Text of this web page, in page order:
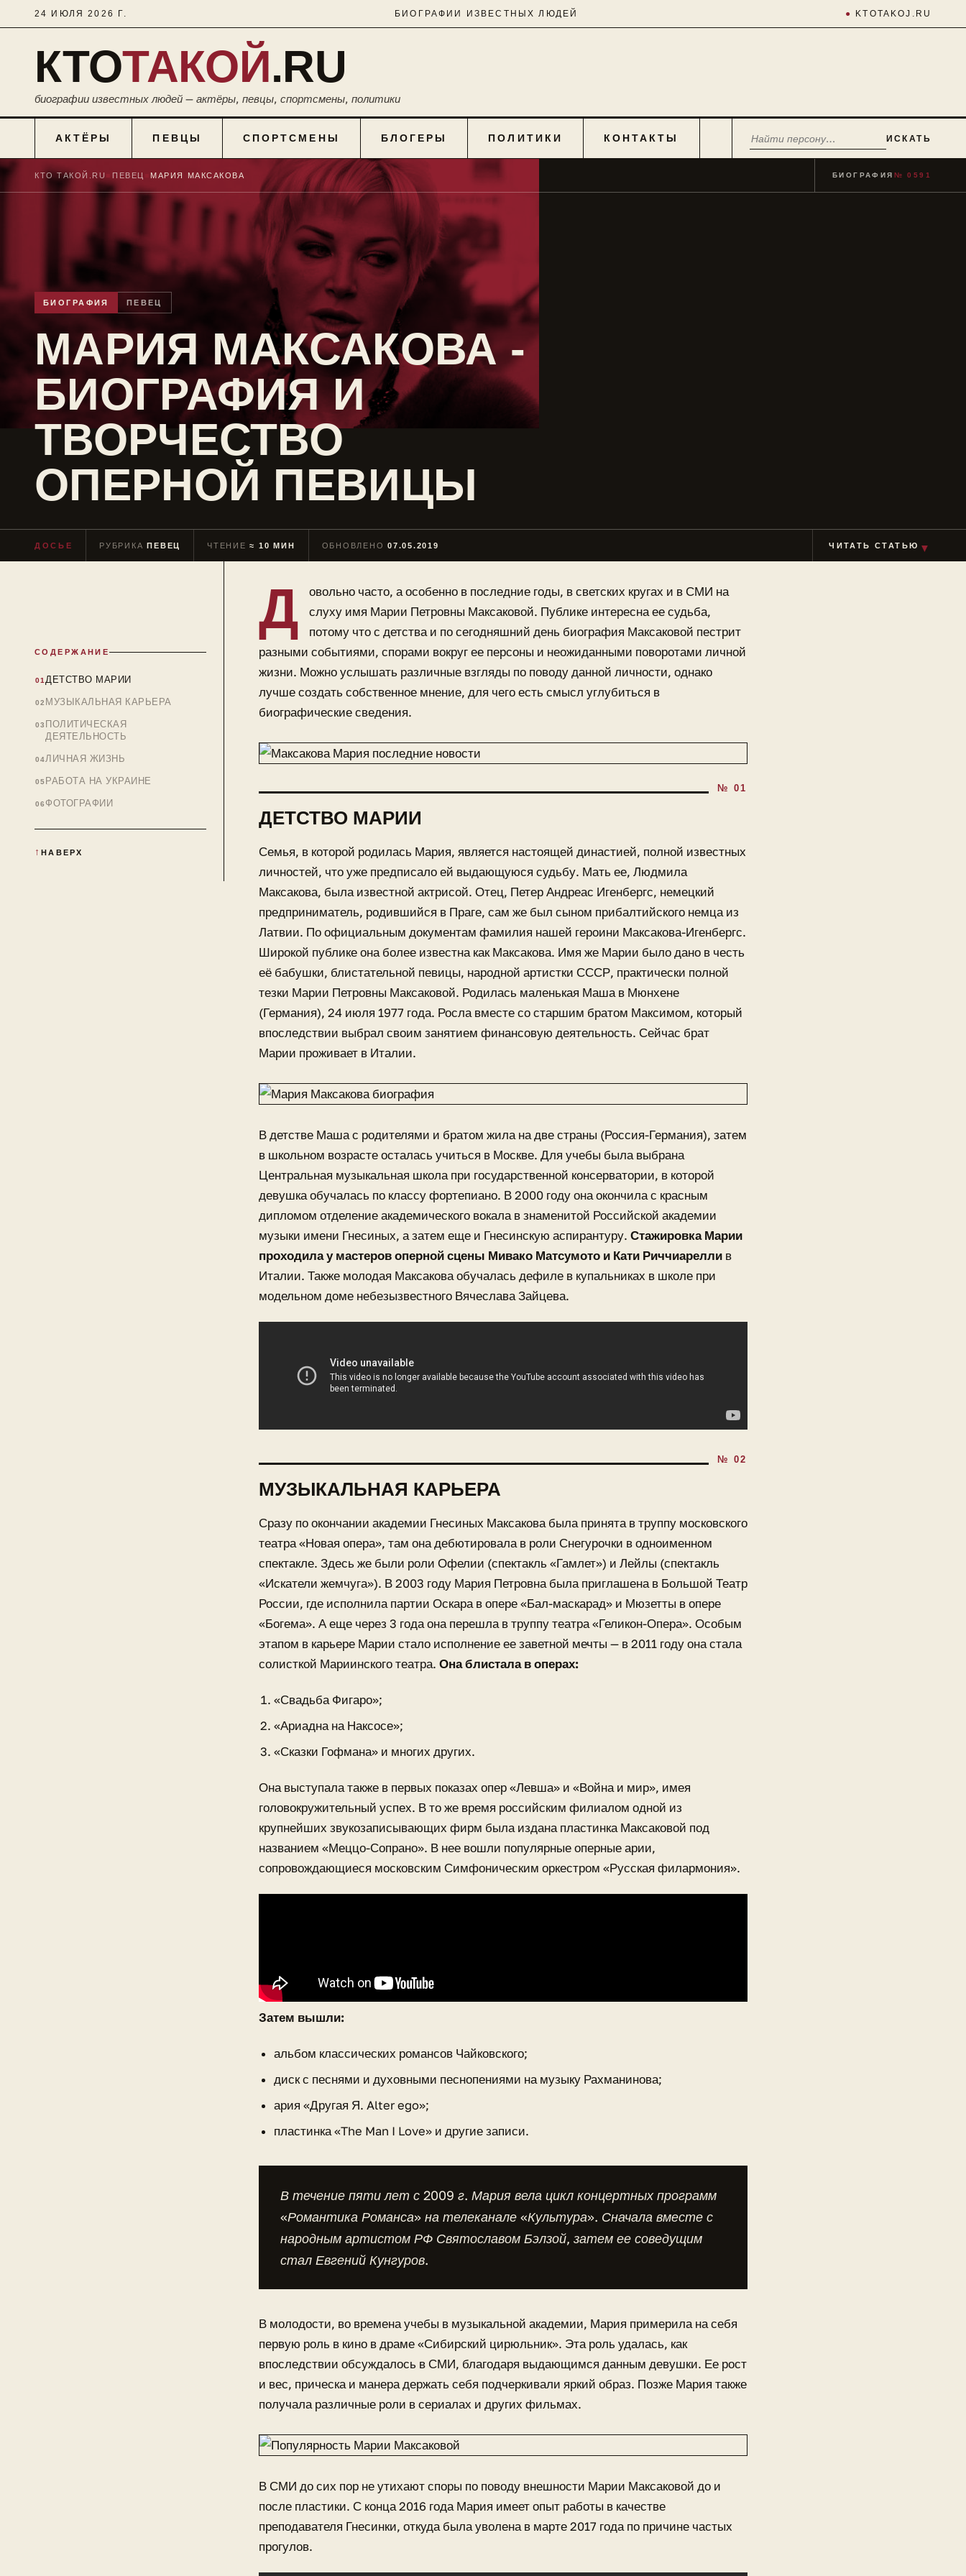
24 ИЮЛЯ 2026 Г. БИОГРАФИИ ИЗВЕСТНЫХ ЛЮДЕЙ ● KTOTAKOJ.RU
КТОТАКОЙ.RU
биографии известных людей — актёры, певцы, спортсмены, политики
АКТЁРЫ ПЕВЦЫ СПОРТСМЕНЫ БЛОГЕРЫ ПОЛИТИКИ КОНТАКТЫ ИСКАТЬ
КТО ТАКОЙ.RU ПЕВЕЦ МАРИЯ МАКСАКОВА БИОГРАФИЯ № 0591
БИОГРАФИЯ ПЕВЕЦ
МАРИЯ МАКСАКОВА -
БИОГРАФИЯ И
ТВОРЧЕСТВО
ОПЕРНОЙ ПЕВИЦЫ
ДОСЬЕ РУБРИКАПЕВЕЦ ЧТЕНИЕ≈ 10 МИН ОБНОВЛЕНО07.05.2019 ЧИТАТЬ СТАТЬЮ ▼
СОДЕРЖАНИЕ
ДЕТСТВО МАРИИ
МУЗЫКАЛЬНАЯ КАРЬЕРА
ПОЛИТИЧЕСКАЯ
ДЕЯТЕЛЬНОСТЬ
ЛИЧНАЯ ЖИЗНЬ
РАБОТА НА УКРАИНЕ
ФОТОГРАФИИ
НАВЕРХ
Д
овольно часто, а особенно в последние годы, в светских кругах и в СМИ на
слуху имя Марии Петровны Максаковой. Публике интересна ее судьба,
потому что с детства и по сегодняшний день биография Максаковой пестрит
разными событиями, спорами вокруг ее персоны и неожиданными поворотами личной
жизни. Можно услышать различные взгляды по поводу данной личности, однако
лучше создать собственное мнение, для чего есть смысл углубиться в
биографические сведения.
ДЕТСТВО МАРИИ
Семья, в которой родилась Мария, является настоящей династией, полной известных
личностей, что уже предписало ей выдающуюся судьбу. Мать ее, Людмила
Максакова, была известной актрисой. Отец, Петер Андреас Игенбергс, немецкий
предприниматель, родившийся в Праге, сам же был сыном прибалтийского немца из
Латвии. По официальным документам фамилия нашей героини Максакова-Игенбергс.
Широкой публике она более известна как Максакова. Имя же Марии было дано в честь
её бабушки, блистательной певицы, народной артистки СССР, практически полной
тезки Марии Петровны Максаковой. Родилась маленькая Маша в Мюнхене
(Германия), 24 июля 1977 года. Росла вместе со старшим братом Максимом, который
впоследствии выбрал своим занятием финансовую деятельность. Сейчас брат
Марии проживает в Италии.
В детстве Маша с родителями и братом жила на две страны (Россия-Германия), затем
в школьном возрасте осталась учиться в Москве. Для учебы была выбрана
Центральная музыкальная школа при государственной консерватории, в которой
девушка обучалась по классу фортепиано. В 2000 году она окончила с красным
дипломом отделение академического вокала в знаменитой Российской академии
музыки имени Гнесиных, а затем еще и Гнесинскую аспирантуру. Стажировка Марии
проходила у мастеров оперной сцены Мивако Матсумото и Кати Риччиарелли в
Италии. Также молодая Максакова обучалась дефиле в купальниках в школе при
модельном доме небезызвестного Вячеслава Зайцева.
МУЗЫКАЛЬНАЯ КАРЬЕРА
Сразу по окончании академии Гнесиных Максакова была принята в труппу московского
театра «Новая опера», там она дебютировала в роли Снегурочки в одноименном
спектакле. Здесь же были роли Офелии (спектакль «Гамлет») и Лейлы (спектакль
«Искатели жемчуга»). В 2003 году Мария Петровна была приглашена в Большой Театр
России, где исполнила партии Оскара в опере «Бал-маскарад» и Мюзетты в опере
«Богема». А еще через 3 года она перешла в труппу театра «Геликон-Опера». Особым
этапом в карьере Марии стало исполнение ее заветной мечты — в 2011 году она стала
солисткой Мариинского театра. Она блистала в операх:
«Свадьба Фигаро»;
«Ариадна на Наксосе»;
«Сказки Гофмана» и многих других.
Она выступала также в первых показах опер «Левша» и «Война и мир», имея
головокружительный успех. В то же время российским филиалом одной из
крупнейших звукозаписывающих фирм была издана пластинка Максаковой под
названием «Меццо-Сопрано». В нее вошли популярные оперные арии,
сопровождающиеся московским Симфоническим оркестром «Русская филармония».
Затем вышли:
альбом классических романсов Чайковского;
диск с песнями и духовными песнопениями на музыку Рахманинова;
ария «Другая Я. Alter ego»;
пластинка «The Man I Love» и другие записи.
В течение пяти лет с 2009 г. Мария вела цикл концертных программ
«Романтика Романса» на телеканале «Культура». Сначала вместе с
народным артистом РФ Святославом Бэлзой, затем ее соведущим
стал Евгений Кунгуров.
В молодости, во времена учебы в музыкальной академии, Мария примерила на себя
первую роль в кино в драме «Сибирский цирюльник». Эта роль удалась, как
впоследствии обсуждалось в СМИ, благодаря выдающимся данным девушки. Ее рост
и вес, прическа и манера держать себя подчеркивали яркий образ. Позже Мария также
получала различные роли в сериалах и других фильмах.
В СМИ до сих пор не утихают споры по поводу внешности Марии Максаковой до и
после пластики. С конца 2016 года Мария имеет опыт работы в качестве
преподавателя Гнесинки, откуда была уволена в марте 2017 года по причине частых
прогулов.